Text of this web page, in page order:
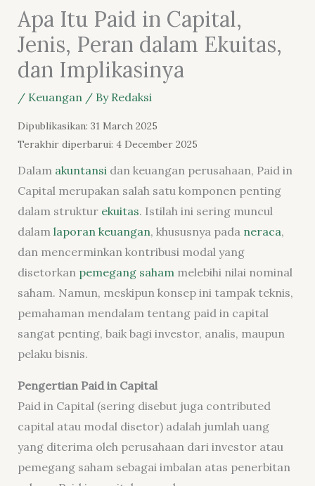
Apa Itu Paid in Capital,
Jenis, Peran dalam Ekuitas,
dan Implikasinya
/ Keuangan/ By Redaksi
Dipublikasikan: 31 March 2025
Terakhir diperbarui: 4 December 2025
Dalam akuntansidan keuangan perusahaan, Paid in
Capital merupakan salah satu komponen penting
dalam struktur ekuitas. Istilah ini sering muncul
dalam laporan keuangan, khususnya pada neraca,
dan mencerminkan kontribusi modal yang
disetorkan pemegang sahammelebihi nilai nominal
saham. Namun, meskipun konsep ini tampak teknis,
pemahaman mendalam tentang paid in capital
sangat penting, baik bagi investor, analis, maupun
pelaku bisnis.
Pengertian Paid in Capital
Paid in Capital (sering disebut juga contributed
capital atau modal disetor) adalah jumlah uang
yang diterima oleh perusahaan dari investor atau
pemegang saham sebagai imbalan atas penerbitan